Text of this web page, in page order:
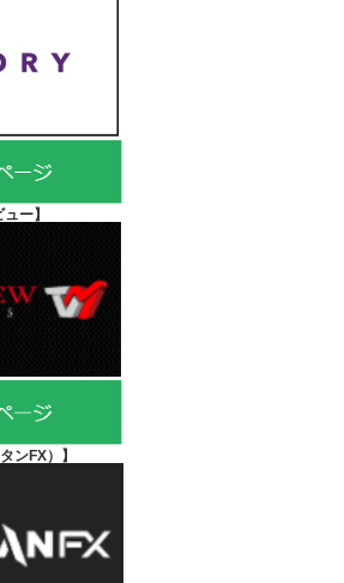
ー】
ンFX） 】